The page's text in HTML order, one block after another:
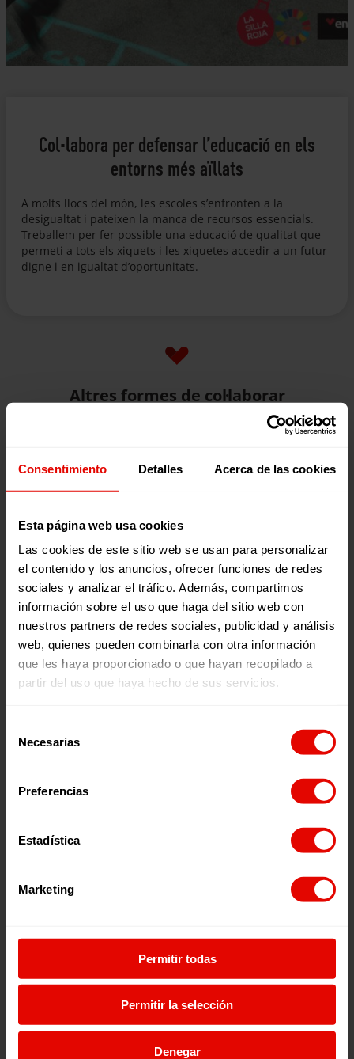
Consentimiento Detalles Acerca de las cookies
Esta página web usa cookies
Las cookies de este sitio web se usan para personalizar
el contenido y los anuncios, ofrecer funciones de redes
sociales y analizar el tráfico. Además, compartimos
información sobre el uso que haga del sitio web con
nuestros partners de redes sociales, publicidad y análisis
web, quienes pueden combinarla con otra información
que les haya proporcionado o que hayan recopilado a
partir del uso que haya hecho de sus servicios.
Necesarias
Preferencias
Estadística
Marketing
Permitir todas
Permitir la selección
Denegar
Col·labora per defensar l’educació en els
entorns més aïllats
A molts llocs del món, les escoles s’enfronten a la
desigualtat i pateixen la manca de recursos essencials.
Treballem per fer possible una educació de qualitat que
permeti a tots els xiquets i les xiquetes accedir a un futur
digne i en igualtat d’oportunitats.
Altres formes de col·laborar
Transferència bancària
A qualsevol d’aquests comptes:
SANTANDER: ES94 0049 0001 54 2210040401
BBVA:ES40 0182 4000 66 0010008001 Copiar
FIARE:ES56 1550 0001 2500 1970 6225 Copiar
bizum
Des del teu mòbil amb BIZUM, usant el codi33372
Si has decidit donar a Entreculturas, t’informem que
pots
Per a la resta de donatius, a partir dels 250 primers euros,
és d’un 40%.
A més, si has mantingut o augmentat la
augmenta del 40% al 45%.